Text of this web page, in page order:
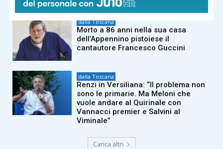
dalla Toscana
Morto a 86 anni nella sua casa
dell’Appennino pistoiese il
cantautore Francesco Guccini
dalla Toscana
Renzi in Versiliana: “Il problema non
sono le primarie. Ma Meloni che
vuole andare al Quirinale con
Vannacci premier e Salvini al
Viminale”
Carica altri